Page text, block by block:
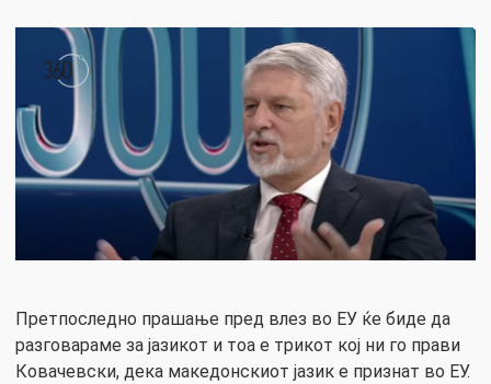
Претпоследно прашање пред влез во ЕУ ќе биде да
разговараме за јазикот и тоа е трикот кој ни го прави
Ковачевски, дека македонскиот јазик е признат во ЕУ.